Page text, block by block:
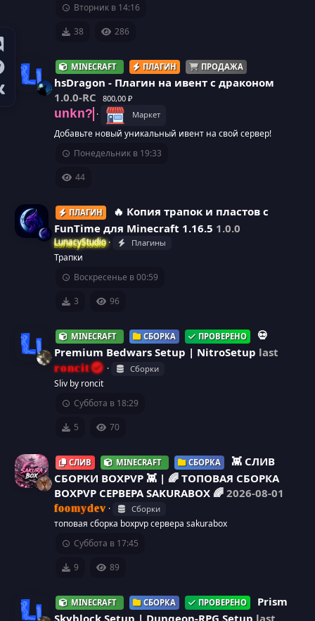
к
у
р
Вторник в 14:16
38
286
н
к
с
у
а
MINECRAFT ПЛАГИН ПРОДАЖА
hsDragon - Плагин на ивент с драконом
1.0.0-RC
800,00 ₽
unkn? Маркет
Добавьте новый уникальный ивент на свой сервер!
Понедельник в 19:33
44
ПЛАГИН
🔥 Копия трапок и пластов с
FunTime для Minecraft 1.16.5 1.0.0
LunacyStudio Плагины
Трапки
Воскресенье в 00:59
3
96
н
к
с
MINECRAFT СБОРКА ПРОВЕРЕНО
💀
Premium Bedwars Setup | NitroSetup last
roncit Сборки
Sliv by roncit
Суббота в 18:29
5
70
СЛИВ MINECRAFT СБОРКА
👾 СЛИВ
СБОРКИ BOXPVP 👾 | 🌈 ТОПОВАЯ СБОРКА
BOXPVP СЕРВЕРА SAKURABOX 🌈 2026-08-01
foomydev Сборки
топовая сборка boxpvp сервера sakurabox
Суббота в 17:45
9
89
MINECRAFT СБОРКА ПРОВЕРЕНО
Prism
Skyblock Setup | Dungeon-RPG Setup last